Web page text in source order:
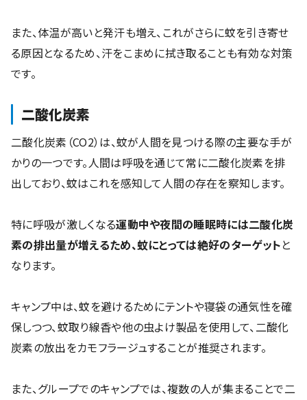
また、体温が高いと発汗も増え、これがさらに蚊を引き寄せ
る原因となるため、汗をこまめに拭き取ることも有効な対策
です。
二酸化炭素
二酸化炭素（CO2）は、蚊が人間を見つける際の主要な手が
かりの一つです。人間は呼吸を通じて常に二酸化炭素を排
出しており、蚊はこれを感知して人間の存在を察知します。
特に呼吸が激しくなる運動中や夜間の睡眠時には二酸化炭
素の排出量が増えるため、蚊にとっては絶好のターゲットと
なります。
キャンプ中は、蚊を避けるためにテントや寝袋の通気性を確
保しつつ、蚊取り線香や他の虫よけ製品を使用して、二酸化
炭素の放出をカモフラージュすることが推奨されます。
また、グループでのキャンプでは、複数の人が集まることで二